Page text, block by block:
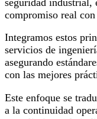
compromiso real con
Integramos estos
servicios de
asegurando
con las mejores
Este enfoque se
a la continuidad